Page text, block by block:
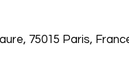
75015 Paris,